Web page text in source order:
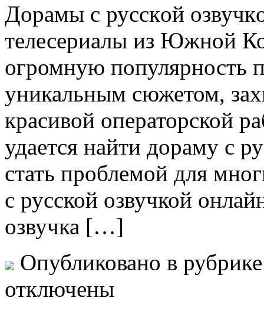
Дoрaмы с русскoй
телесериалы из Южной
огромную популярность
уникальным сюжетом,
красивой операторской
удается найти дораму с
стать проблемой для
с русской озвучкой
озвучка […]
Опубликовано в
отключены